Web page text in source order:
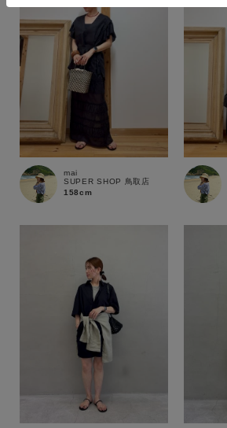
価格
商品タイプ
通常商品
セール価格
在庫
mai
SUPER SHOP 鳥取店
158cm